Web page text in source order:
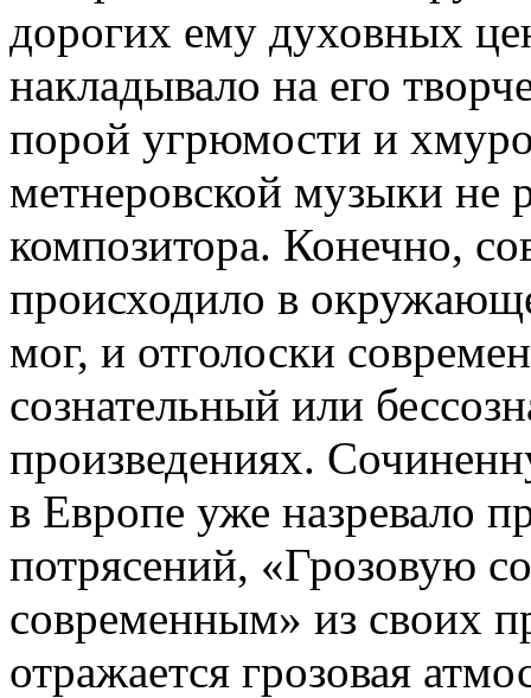
дорогих ему духовных
накладывало на его
порой угрюмости и
метнеровской музыки не
композитора. Конечно,
происходило в
мог, и отголоски
сознательный или
произведениях.
в Европе уже назревало
потрясений, «Грозовую
современным» из своих
отражается грозовая